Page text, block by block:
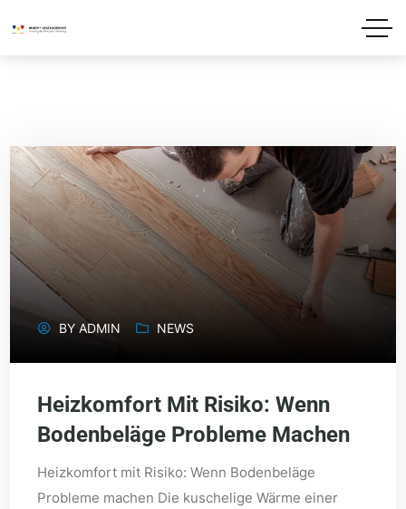
BYADMIN NEWS
Heizkomfort Mit Risiko: Wenn
Bodenbeläge Probleme Machen
Heizkomfort mit Risiko: Wenn Bodenbeläge
Probleme machen Die kuschelige Wärme einer